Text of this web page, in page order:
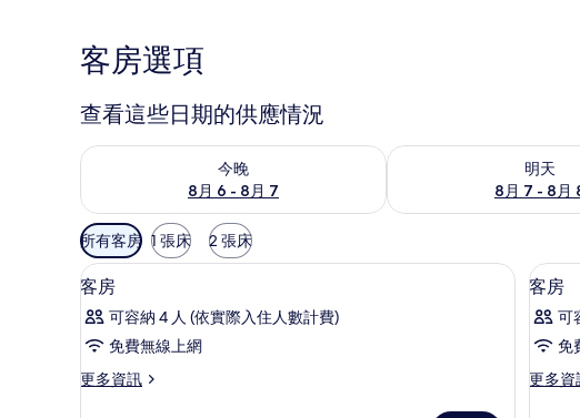
客房選項
查看這些日期的供應情況
今晚
8月 6 - 8月 7
查看今晚 (8月 6 - 8月 7) 的供應情況
明天
8月 7 - 8月
查看明天 (8月 7 - 8月 8)
可
用
的
客
房
篩
選
所有客房 1 張床 2 張床
顯
示
客
的
客房內保險箱、搖籃/嬰兒床、免費無線上網
3
客房
可容納 4 人 (依實際入住人數計費)
免費無線上網
更多資訊
更
顯
示
客
的
6
客房
可
免
更多資
更